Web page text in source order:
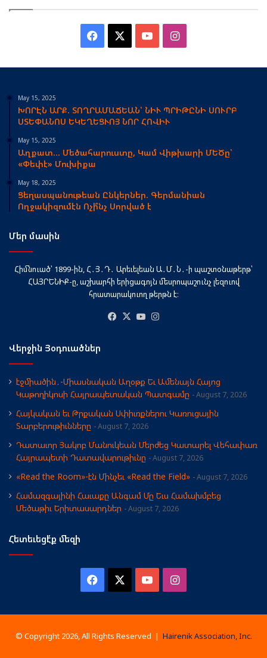
Facebook YouTubeInstagram
May 15, 2025
ԽՈՐԷՆ ԱՐՔ. ՏՈՂՐԱՄԱՃԵԱՆ՝ ՆԻՒ ՊՐԻԹԸՆԻ ՍՈՒՐԲ
ՍՏԵՓԱՆՈՍ ԵԿԵՂԵՑՒՈՅ ՆՈՐ ՀՈՎԻՒ
May 15, 2025
Աղքատ… Մեծահարուստը, Կամ Վիթխարի ՄԵԾը՝
«Փեփէ» Մուխիքա
May 18, 2025
Ցեղասպանութեան Ընկերներ. Գերմանիան
Ողջակիզումէն Ոչի՞նչ Սորված է
Մեր մասին
Հիմնուած՝ 1899-ին, Հ․Յ․Դ․ Արեւելեան Ա․Մ․Ն․-ի պաշտօնաթերթ՝
ՀԱՅՐԵՆԻՔ-ը, աշխարհի երիցագոյն մեսրոպաշունչ լեզուով
հրատարակուող թերթն է։
Facebook
X YouTube
Վերջին Յօդուածներ
էջմիածին․-Միասնական Աղօթք Եւ Ամենայն Հայոց
Կաթողիկոսի Հայրապետական Պատգամը
August 7, 2026
Հայկական եւ Թրքական Սփիւռքներու Կառուցային
Տարբերութիւնները
August 7, 2026
Դատաւոր Յակոբ Մանուկեան Մերժեց Կատարել Վեհափառ
Հայրապետի Դատավարութիւնը
August 7, 2026
«Read the Room»-էն Մինչեւ «Read the Field» August 7, 2026
Համազգայինի Հաւաքը Անգամ Մը Եւս Համախմբեց
Մեծաթիւ Երիտասարդներ
August 7, 2026
Հետեւեցէ՛ք մեզի
Facebook YouTubeInstagram
© Copyright 2026, All Rights Reserved | Hairenik Association, Inc.